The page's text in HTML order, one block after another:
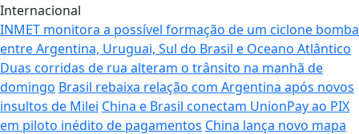
Internacional
INMET monitora a possível formação de um ciclone bomba
entre Argentina, Uruguai, Sul do Brasil e Oceano Atlântico
Duas corridas de rua alteram o trânsito na manhã de
domingo Brasil rebaixa relação com Argentina após novos
insultos de Milei China e Brasil conectam UnionPay ao PIX
em piloto inédito de pagamentos China lança novo mapa